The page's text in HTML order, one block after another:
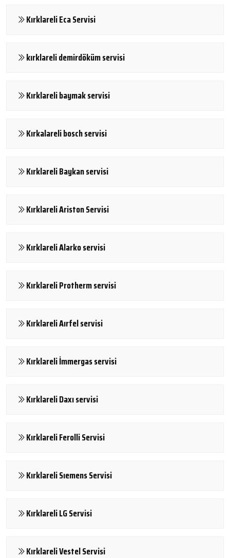
Kırklareli Eca Servisi
kırklareli demirdöküm servisi
Kırklareli baymak servisi
Kırkalareli bosch servisi
Kırklareli Baykan servisi
Kırklareli Ariston Servisi
Kırklareli Alarko servisi
Kırklareli Protherm servisi
Kırklareli Aırfel servisi
Kırklareli İmmergas servisi
Kırklareli Daxı servisi
Kırklareli Ferolli Servisi
Kırklareli Sıemens Servisi
Kırklareli LG Servisi
Kırklareli Vestel Servisi